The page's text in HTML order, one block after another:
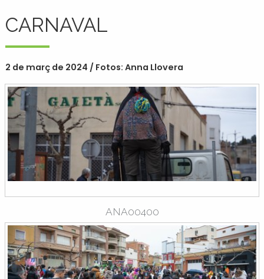
CARNAVAL
2 de març de 2024 / Fotos: Anna Llovera
ANA00400